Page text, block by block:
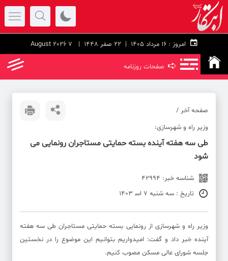
امروز : 22 صفر 1448 | 7 August 2026
➪ صفحات روزنامه
صفحه آخر /
وزیر راه و شهرسازی:
طی سه هفته آینده بسته حمایتی مستاجران رونمایی می
شود
شناسه خبر: 42994
تاریخ : سه شنبه 7 اس‍ 1403
وزیر راه و شهرسازی از رونمایی بسته حمایتی مستاجران طی سه هفته
آینده خبر داد و گفت: امیدواریم بتوانیم این موضوع را در نخستین
جلسه شورای عالی مسکن مصوب کنیم.